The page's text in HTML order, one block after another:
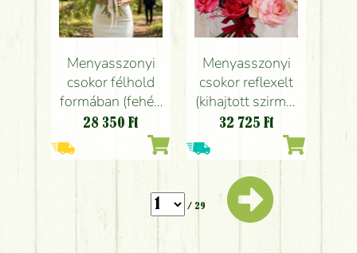
Menyasszonyi
csokor félhold
formában (fehér,
liziantusz,
orchidea, rózsa,
wax)
28 350 Ft
Menyasszonyi
csokor reflexelt
(kihajtott szirmú)
rózsaszín
32 725 Ft
/ 29